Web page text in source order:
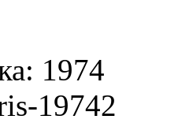
1974
19742